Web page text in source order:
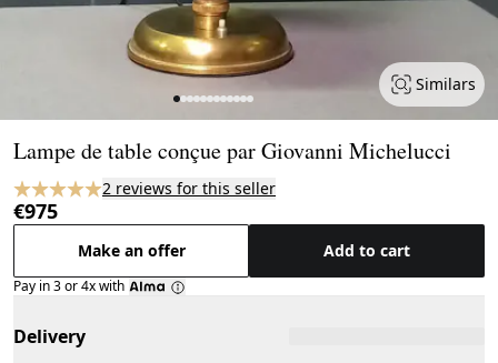
Similars
Lampe de table conçue par Giovanni Michelucci
2 reviews for this seller
€975
Make an offer Add to cart
Pay in 3 or 4x with
Delivery